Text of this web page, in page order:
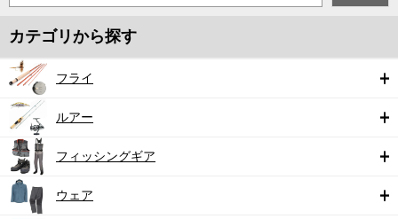
カテゴリから探す
フライ
ルアー
フィッシングギア
ウェア